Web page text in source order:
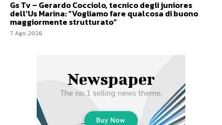
Gs Tv – Gerardo Cocciolo, tecnico degli juniores
dell’Us Marina: ”Vogliamo fare qualcosa di buono
maggiormente strutturato”
7 Ago 2026